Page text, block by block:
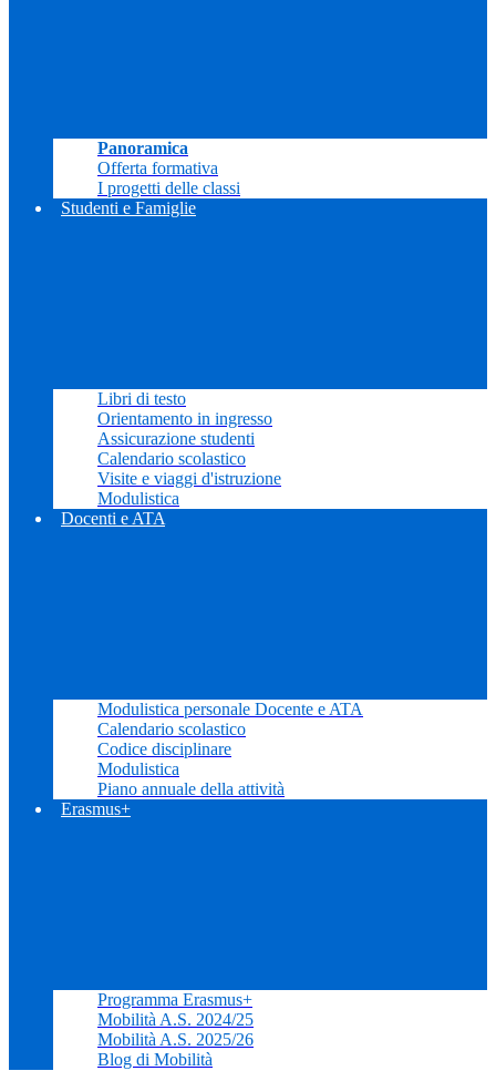
Panoramica
Offerta formativa
I progetti delle classi
Studenti e Famiglie
Libri di testo
Orientamento in ingresso
Assicurazione studenti
Calendario scolastico
Visite e viaggi d'istruzione
Modulistica
Docenti e ATA
Modulistica personale Docente e ATA
Calendario scolastico
Codice disciplinare
Modulistica
Piano annuale della attività
Erasmus+
Programma Erasmus+
Mobilità A.S. 2024/25
Mobilità A.S. 2025/26
Blog di Mobilità